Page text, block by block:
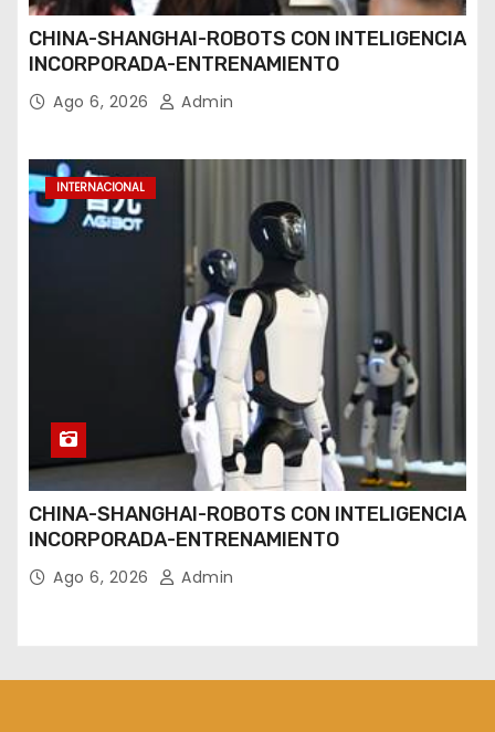
CHINA-SHANGHAI-ROBOTS CON INTELIGENCIA
INCORPORADA-ENTRENAMIENTO
Ago 6, 2026 Admin
INTERNACIONAL
CHINA-SHANGHAI-ROBOTS CON INTELIGENCIA
INCORPORADA-ENTRENAMIENTO
Ago 6, 2026 Admin